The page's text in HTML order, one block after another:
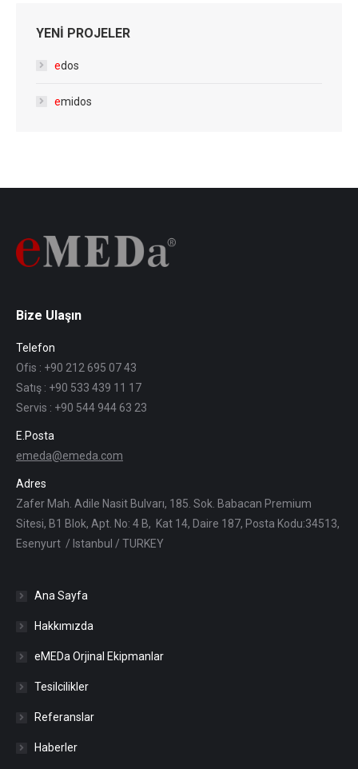
YENİ PROJELER
edos
emidos
Bize Ulaşın
Telefon
Ofis : +90 212 695 07 43
Satış : +90 533 439 11 17
Servis : +90 544 944 63 23
E.Posta
emeda@emeda.com
Adres
Zafer Mah. Adile Nasit Bulvarı, 185. Sok. Babacan Premium
Sitesi, B1 Blok, Apt. No: 4 B, Kat 14, Daire 187, Posta Kodu:34513,
Esenyurt / Istanbul / TURKEY
Ana Sayfa
Hakkımızda
eMEDa Orjinal Ekipmanlar
Tesilcilikler
Referanslar
Haberler